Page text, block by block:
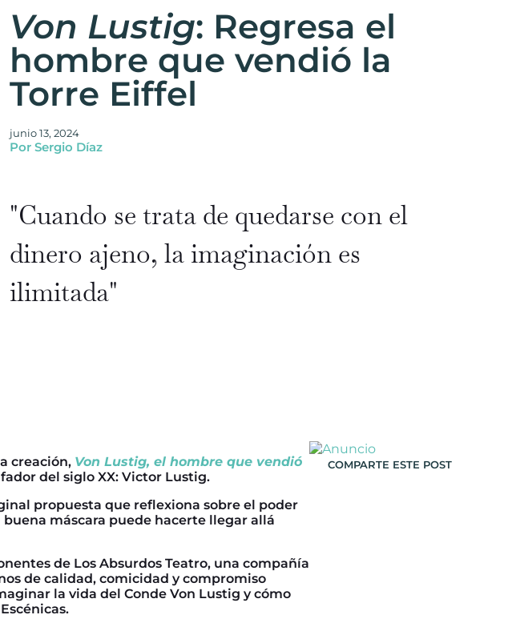
Von Lustig: Regresa el
hombre que vendió la
Torre Eiffel
junio 13, 2024
Por Sergio Díaz
"Cuando se trata de quedarse con el
dinero ajeno, la imaginación es
ilimitada"
creación, Von Lustig, el hombre que vendió
del siglo XX: Victor Lustig.
propuesta que reflexiona sobre el poder
máscara puede hacerte llegar allá
de Los Absurdos Teatro, una compañía
de calidad, comicidad y compromiso
la vida del Conde Von Lustig y cómo
COMPARTE ESTE POST